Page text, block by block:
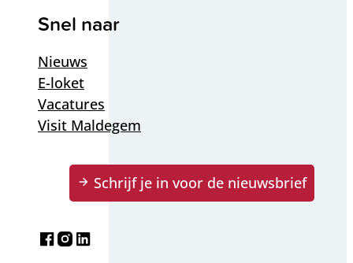
Snel naar
Nieuws
E-loket
Vacatures
Visit Maldegem
Schrijf je in voor de nieuwsbrief
Facebook
Instagram
LinkedIn